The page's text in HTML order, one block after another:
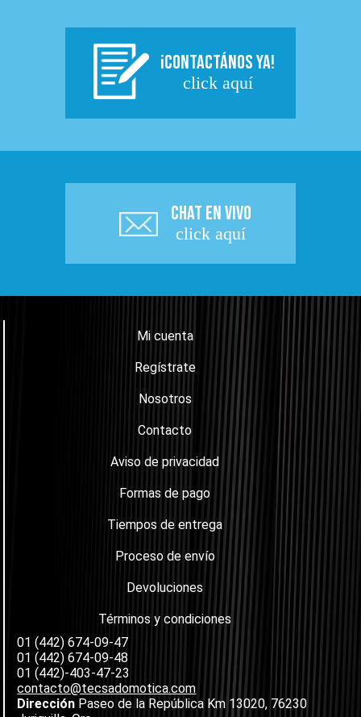
¡CONTACTÁNOS YA!
click aquí
CHAT EN VIVO
click aquí
Mi cuenta
Regístrate
Nosotros
Contacto
Aviso de privacidad
Formas de pago
Tiempos de entrega
Proceso de envío
Devoluciones
Términos y condiciones
01 (442) 674-09-47
01 (442) 674-09-48
01 (442)-403-47-23
contacto@tecsadomotica.com
Dirección Paseo de la República Km 13020, 76230